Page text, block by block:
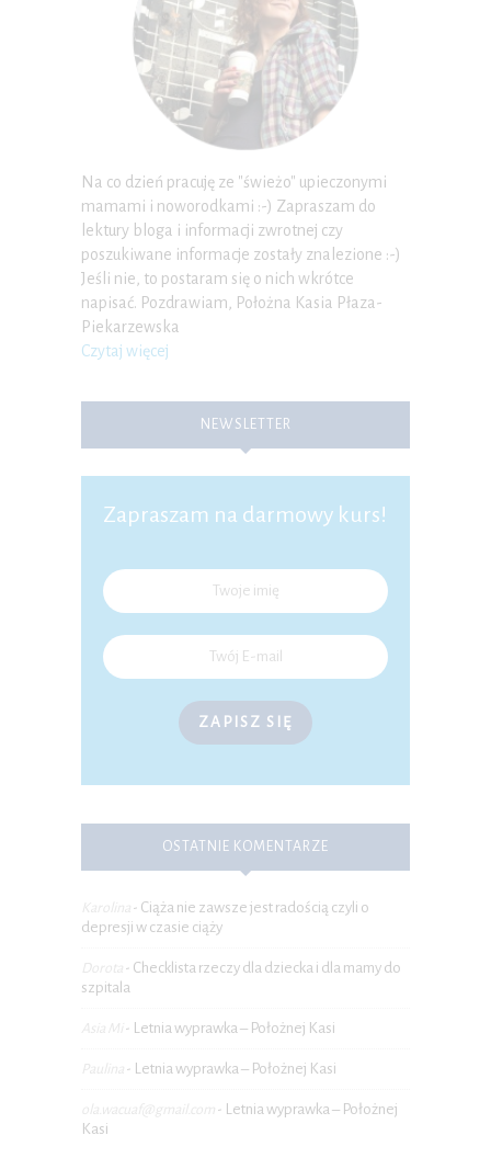
Na co dzień pracuję ze "świeżo" upieczonymi
mamami i noworodkami :-) Zapraszam do
lektury bloga i informacji zwrotnej czy
poszukiwane informacje zostały znalezione :-)
Jeśli nie, to postaram się o nich wkrótce
napisać. Pozdrawiam, Położna Kasia Płaza-
Piekarzewska
Czytaj więcej
NEWSLETTER
Zapraszam na darmowy kurs!
ZAPISZ SIĘ
OSTATNIE KOMENTARZE
Karolina - Ciąża nie zawsze jest radością czyli o
depresji w czasie ciąży
Dorota - Checklista rzeczy dla dziecka i dla mamy do
szpitala
Asia Mi - Letnia wyprawka – Położnej Kasi
Paulina - Letnia wyprawka – Położnej Kasi
ola.wacuaf@gmail.com - Letnia wyprawka – Położnej
Kasi